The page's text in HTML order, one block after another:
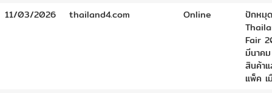
11/03/2026
thailand4.com Online
ปักหมุ
Fair
มีนาค
สินค้า
แพ็ค เ